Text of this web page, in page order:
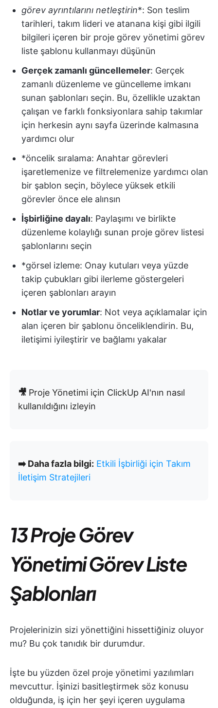
görev ayrıntılarını netleştirin*: Son teslim
tarihleri, takım lideri ve atanana kişi gibi ilgili
bilgileri içeren bir proje görev yönetimi görev
liste şablonu kullanmayı düşünün
Gerçek zamanlı güncellemeler: Gerçek
zamanlı düzenleme ve güncelleme imkanı
sunan şablonları seçin. Bu, özellikle uzaktan
çalışan ve farklı fonksiyonlara sahip takımlar
için herkesin aynı sayfa üzerinde kalmasına
yardımcı olur
*öncelik sıralama: Anahtar görevleri
işaretlemenize ve filtrelemenize yardımcı olan
bir şablon seçin, böylece yüksek etkili
görevler önce ele alınsın
İşbirliğine dayalı: Paylaşımı ve birlikte
düzenleme kolaylığı sunan proje görev listesi
şablonlarını seçin
*görsel izleme: Onay kutuları veya yüzde
takip çubukları gibi ilerleme göstergeleri
içeren şablonları arayın
Notlar ve yorumlar: Not veya açıklamalar için
alan içeren bir şablonu önceliklendirin. Bu,
iletişimi iyileştirir ve bağlamı yakalar
🎥 Proje Yönetimi için ClickUp AI'nın nasıl
kullanıldığını izleyin
➡️ Daha fazla bilgi: Etkili İşbirliği için Takım
İletişim Stratejileri
13 Proje Görev
Yönetimi Görev Liste
Şablonları
Projelerinizin sizi yönettiğini hissettiğiniz oluyor
mu? Bu çok tanıdık bir durumdur.
İşte bu yüzden özel proje yönetimi yazılımları
mevcuttur. İşinizi basitleştirmek söz konusu
olduğunda, iş için her şeyi içeren uygulama